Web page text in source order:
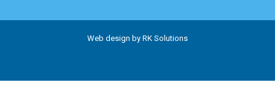
Web design by RK Solutions